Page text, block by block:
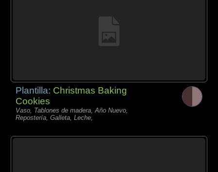
Plantilla: Christmas Baking
Cookies
Vaso, Tablones de madera, Año Nuevo,
Repostería, Galleta, Leche,